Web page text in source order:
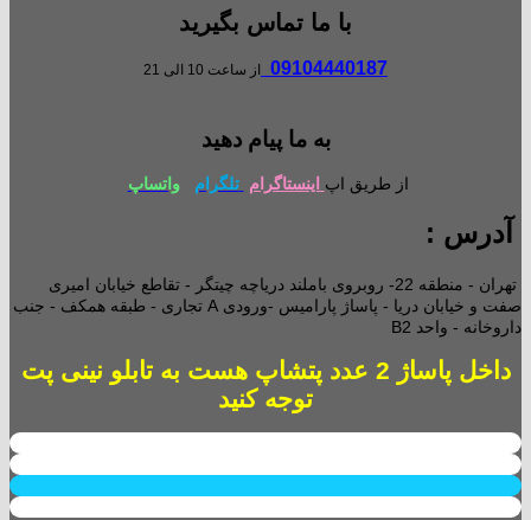
با ما تماس بگیرید
09104440187 از ساعت 10 الی 21
به ما پیام دهید
از طریق اپ اینستاگرام تلگرام واتساپ
آدرس :
تهران - منطقه 22- روبروی باملند دریاچه چیتگر - تقاطع خیابان امیری
صفت و خیابان دریا - پاساژ پارامیس -ورودی A تجاری -
طبقه همکف - جنب
داروخانه - واحد B2
داخل پاساژ 2 عدد پتشاپ هست به تابلو نینی پت
توجه کنید